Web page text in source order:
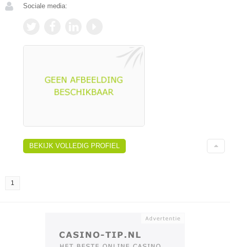
Sociale media:
BEKIJK VOLLEDIG PROFIEL
1